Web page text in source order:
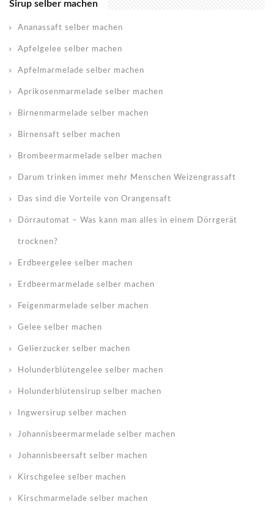
Sirup selber machen
Ananassaft selber machen
Apfelgelee selber machen
Apfelmarmelade selber machen
Aprikosenmarmelade selber machen
Birnenmarmelade selber machen
Birnensaft selber machen
Brombeermarmelade selber machen
Darum trinken immer mehr Menschen Weizengrassaft
Das sind die Vorteile von Orangensaft
Dörrautomat – Was kann man alles in einem Dörrgerät
trocknen?
Erdbeergelee selber machen
Erdbeermarmelade selber machen
Feigenmarmelade selber machen
Gelee selber machen
Gelierzucker selber machen
Holunderblütengelee selber machen
Holunderblütensirup selber machen
Ingwersirup selber machen
Johannisbeermarmelade selber machen
Johannisbeersaft selber machen
Kirschgelee selber machen
Kirschmarmelade selber machen